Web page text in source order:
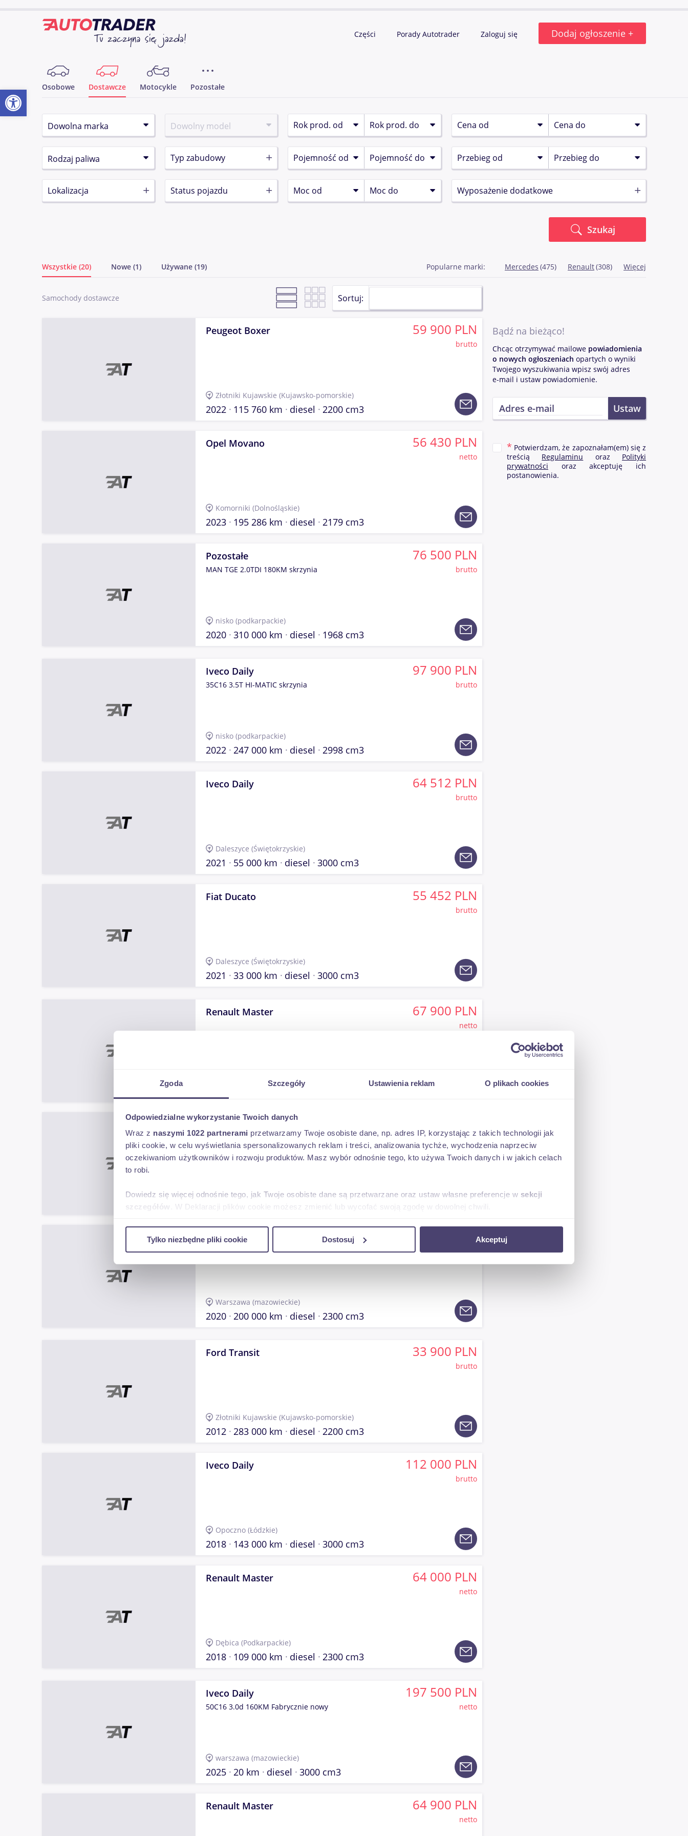
Zgoda Szczegóły Ustawienia reklam O plikach cookies
Odpowiedzialne wykorzystanie Twoich danych
Wraz z naszymi 1022 partnerami przetwarzamy Twoje osobiste dane, np. adres IP, korzystając z takich technologii jak
pliki cookie, w celu wyświetlania spersonalizowanych reklam i treści, analizowania tychże, wychodzenia naprzeciw
oczekiwaniom użytkowników i rozwoju produktów. Masz wybór odnośnie tego, kto używa Twoich danych i w jakich celach
to robi.
Dowiedz się więcej odnośnie tego, jak Twoje osobiste dane są przetwarzane oraz ustaw własne preferencje w sekcji
szczegółów . W Deklaracji plików cookie możesz zmienić lub wycofać swoją zgodę w dowolnej chwili.
ruch w naszej witrynie. Informacje o tym, jak korzystasz z naszej witryny, udostępniamy partnerom społecznościowym,
uzyskanymi podczas korzystania z ich usług.
Tylko niezbędne pliki cookie Dostosuj Akceptuj
Części Porady Autotrader Zaloguj się Dodaj ogłoszenie +
Osobowe Dostawcze Motocykle Pozostałe
Typ zabudowy
Lokalizacja Status pojazdu Wyposażenie dodatkowe
Szukaj
Wszystkie (20) Nowe (1) Używane (19) Popularne marki: Mercedes (475) Renault(308) Więcej
Samochody dostawcze Sortuj:
Peugeot Boxer 59 900 PLN
brutto
Złotniki Kujawskie (Kujawsko-pomorskie)
2022 115 760 km diesel 2200 cm3
Opel Movano 56 430 PLN
netto
Komorniki (Dolnośląskie)
2023 195 286 km diesel 2179 cm3
Pozostałe
MAN TGE 2.0TDI 180KM skrzynia
76 500 PLN
brutto
nisko (podkarpackie)
2020 310 000 km diesel 1968 cm3
Iveco Daily
35C16 3.5T HI-MATIC skrzynia
97 900 PLN
brutto
nisko (podkarpackie)
2022 247 000 km diesel 2998 cm3
Iveco Daily 64 512 PLN
brutto
Daleszyce (Świętokrzyskie)
2021 55 000 km diesel 3000 cm3
Fiat Ducato 55 452 PLN
brutto
Daleszyce (Świętokrzyskie)
2021 33 000 km diesel 3000 cm3
Renault Master 67 900 PLN
netto
diesel
Ford Transit
brutto
Opoczno (Łódzkie)
2010 176 000 km diesel 2400 cm3
Fiat Ducato
Fiat Ducato Seria 6 skrzynia 4,2x2,1
57 000 PLN
brutto
Warszawa (mazowieckie)
2020 200 000 km diesel 2300 cm3
Ford Transit 33 900 PLN
brutto
Złotniki Kujawskie (Kujawsko-pomorskie)
2012 283 000 km diesel 2200 cm3
Iveco Daily 112 000 PLN
brutto
Opoczno (Łódzkie)
2018 143 000 km diesel 3000 cm3
Renault Master 64 000 PLN
netto
Dębica (Podkarpackie)
2018 109 000 km diesel 2300 cm3
Iveco Daily
50C16 3.0d 160KM Fabrycznie nowy
197 500 PLN
netto
warszawa (mazowieckie)
2025 20 km diesel 3000 cm3
Renault Master 64 900 PLN
netto
Bądź na bieżąco!
Chcąc otrzymywać mailowe powiadomienia
o nowych ogłoszeniach opartych o wyniki
Twojego wyszukiwania wpisz swój adres
e-mail i ustaw powiadomienie.
Potwierdzam, że zapoznałam(em) się z
treścią Regulaminu oraz Polityki
prywatności oraz akceptuję ich
postanowienia.
Otwórz pasek narzędzi